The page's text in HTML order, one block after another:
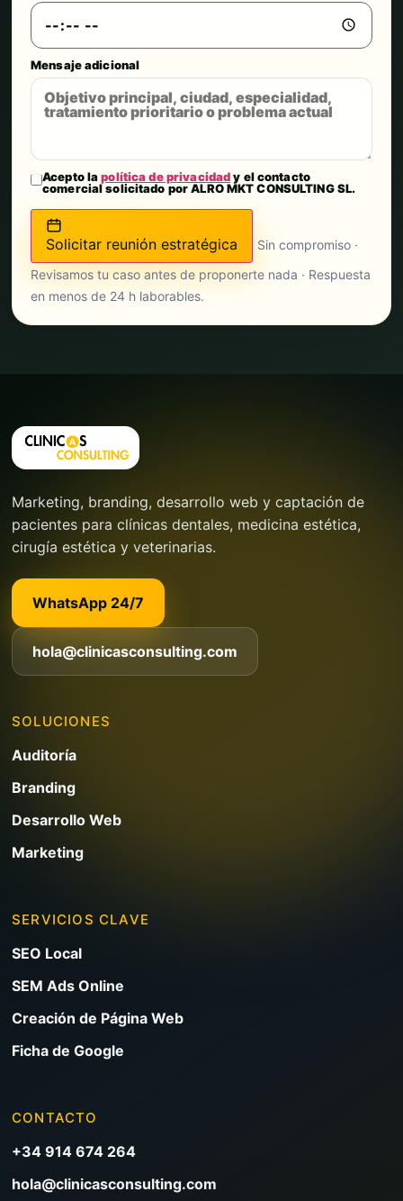
Mensaje adicional
Acepto lapolítica de privacidady el contacto
comercial solicitado por ALRO MKT CONSULTING SL.
Solicitar reunión estratégica
Sin compromiso ·
Revisamos tu caso antes de proponerte nada · Respuesta
en menos de 24 h laborables.
Marketing, branding, desarrollo web y captación de
pacientes para clínicas dentales, medicina estética,
cirugía estética y veterinarias.
WhatsApp 24/7
hola@clinicasconsulting.com
SOLUCIONES
Auditoría
Branding
Desarrollo Web
Marketing
SERVICIOS CLAVE
SEO Local
SEM Ads Online
Creación de Página Web
Ficha de Google
CONTACTO
+34 914 674 264
hola@clinicasconsulting.com